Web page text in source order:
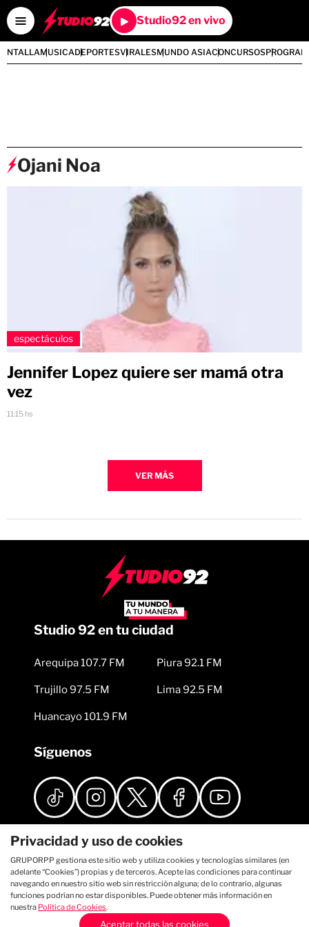
Studio92 en vivo
MUSICADEPORTESVIRALESMUNDO ASIACONCURSOS
Ojani Noa
espectáculos
Jennifer Lopez quiere ser mamá otra
vez
11:15 hs
VER MÁS
Studio 92 en tu ciudad
Arequipa 107.7 FM
Trujillo 97.5 FM
Huancayo 101.9 FM
Piura 92.1 FM
Lima 92.5 FM
Síguenos
Privacidad y uso de cookies
GRUPORPP gestiona este sitio web y utiliza cookies y tecnologías similares (en
adelante “Cookies”) propias y de terceros. Acepte las condiciones para continuar
navegando en nuestro sitio web sin restricción alguna; de lo contrario, algunas
funciones podrían no estar disponibles. Puede obtener más información en
nuestra Política de Cookies.
Aceptar todas las cookies